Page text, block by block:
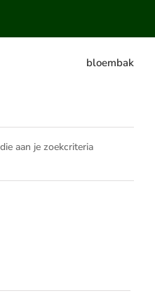
bloembak
aan je zoekcriteria